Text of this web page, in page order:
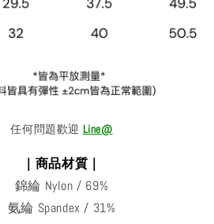
任何問題歡迎 Line@
｜商品材質｜
錦綸 Nylon / 69%
氨綸 Spandex / 31%